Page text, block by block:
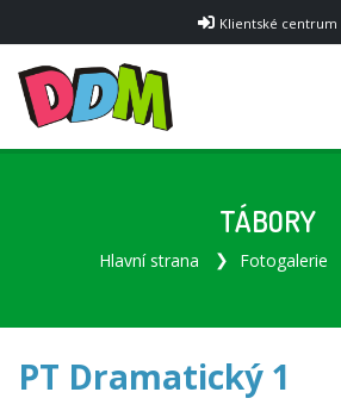
Klientské centrum
TÁBORY
Hlavní strana Fotogalerie
PT Dramatický 1